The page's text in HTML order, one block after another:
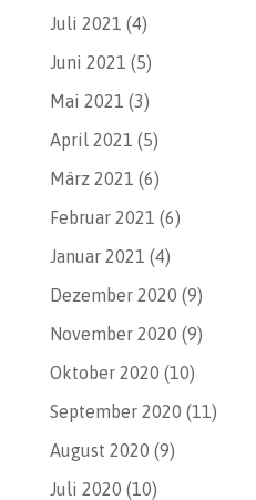
Juli 2021 (4)
Juni 2021 (5)
Mai 2021 (3)
April 2021 (5)
März 2021 (6)
Februar 2021 (6)
Januar 2021 (4)
Dezember 2020 (9)
November 2020 (9)
Oktober 2020 (10)
September 2020 (11)
August 2020 (9)
Juli 2020 (10)